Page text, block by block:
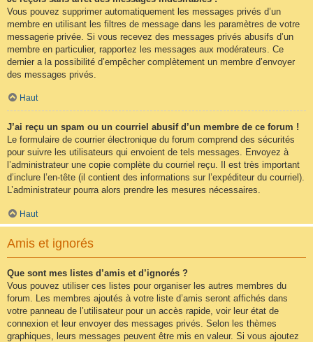
Vous pouvez supprimer automatiquement les messages privés d’un
membre en utilisant les filtres de message dans les paramètres de votre
messagerie privée. Si vous recevez des messages privés abusifs d’un
membre en particulier, rapportez les messages aux modérateurs. Ce
dernier a la possibilité d’empêcher complètement un membre d’envoyer
des messages privés.
Haut
J’ai reçu un spam ou un courriel abusif d’un membre de ce forum !
Le formulaire de courrier électronique du forum comprend des sécurités
pour suivre les utilisateurs qui envoient de tels messages. Envoyez à
l’administrateur une copie complète du courriel reçu. Il est très important
d’inclure l’en-tête (il contient des informations sur l’expéditeur du courriel).
L’administrateur pourra alors prendre les mesures nécessaires.
Haut
Amis et ignorés
Que sont mes listes d’amis et d’ignorés ?
Vous pouvez utiliser ces listes pour organiser les autres membres du
forum. Les membres ajoutés à votre liste d’amis seront affichés dans
votre panneau de l’utilisateur pour un accès rapide, voir leur état de
connexion et leur envoyer des messages privés. Selon les thèmes
graphiques, leurs messages peuvent être mis en valeur. Si vous ajoutez